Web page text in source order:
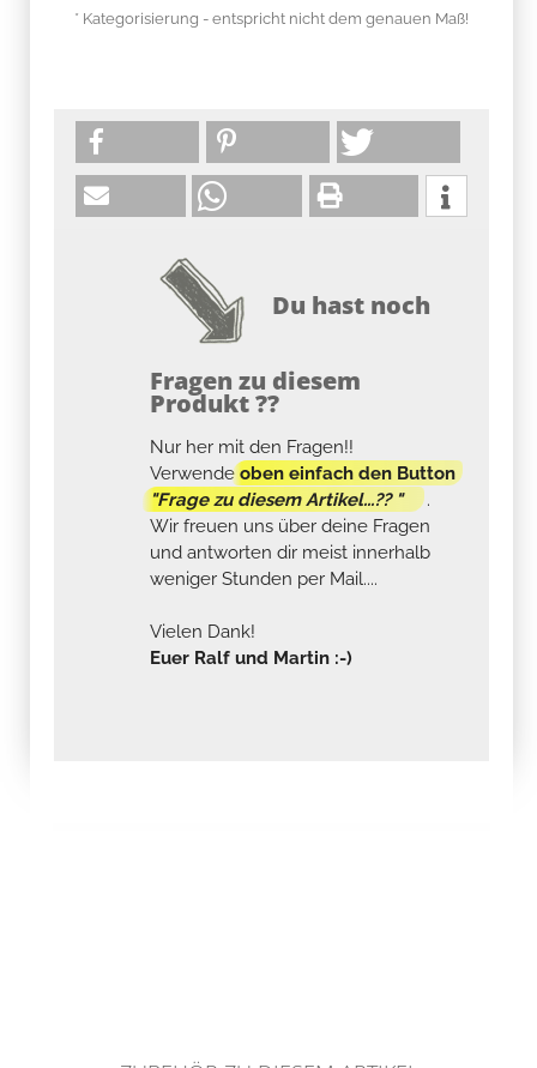
* Kategorisierung - entspricht nicht dem genauen Maß!
Du hast noch
Fragen zu diesem
Produkt ??
Nur her mit den Fragen!!
Verwendeoben einfach den Button
"Frage zu diesem Artikel...?? "
.
Wir freuen uns über deine Fragen
und antworten dir meist innerhalb
weniger Stunden per Mail....
Vielen Dank!
Euer Ralf und Martin :-)